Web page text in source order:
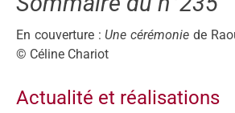
En couverture : Une cérémonie de
© Céline Chariot
Actualité et réalisations